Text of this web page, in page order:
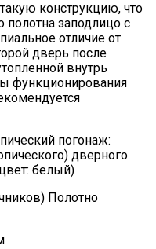
конструкцию, что
заподлицо с
отличие от
дверь после
внутрь
функционирования
погонаж:
дверного
белый)
Полотно